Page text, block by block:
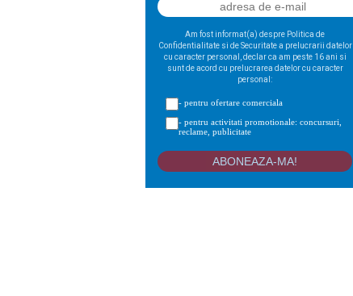
Am fost informat(a) despre Politica de
Confidentialitate si de Securitate a prelucrarii datelor
cu caracter personal, declar ca am peste 16 ani si
sunt de acord cu prelucrarea datelor cu caracter
personal:
- pentru ofertare comerciala
- pentru activitati promotionale: concursuri,
reclame, publicitate